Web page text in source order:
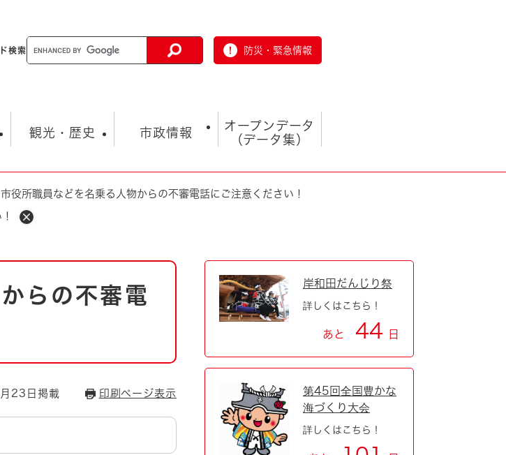
検索 防災・緊急情報
涯学習・スポーツ
報 まちづくり・協働
福祉・介護
観光・歴史
ト
市政情報
総合計画
職員採用情報
オープンデータ
（データ集）
オープンデータ
市役所職員などを名乗る人物からの不審電話にご注意ください！
らの不審電
23日掲載 印刷ページ表示
岸和田だんじり祭
詳しくはこちら！
あと 44 日
第45回全国豊かな
海づくり大会
詳しくはこちら！